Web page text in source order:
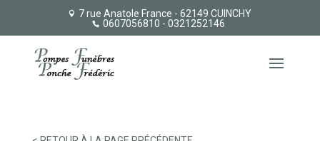
7 rue Anatole France - 62149 CUINCHY
0607056810 - 0321252146